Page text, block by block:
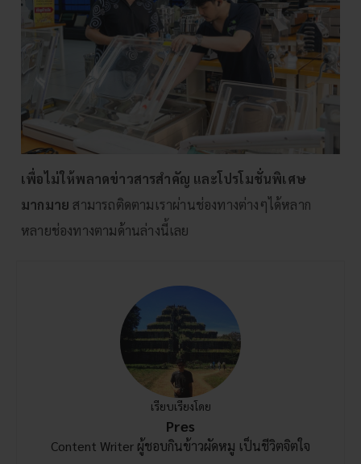
เพื่อไม่ให้พลาดข่าวสารสำคัญ และโปรโมชั่นพิเศษ
มากมาย สามารถติดตามเราผ่านช่องทางต่างๆได้หลาก
หลายช่องทางตามด้านล่างนี้เลย
เรียบเรียงโดย
Pres
Content Writer ผู้ชอบกินข้าวผัดหมู เป็นชีวิตจิตใจ